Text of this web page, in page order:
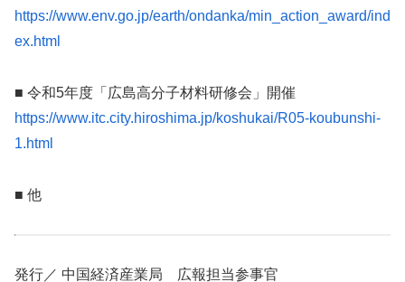
https://www.env.go.jp/earth/ondanka/min_action_award/ind
ex.html
■ 令和5年度「広島高分子材料研修会」開催
https://www.itc.city.hiroshima.jp/koshukai/R05-koubunshi-
1.html
■ 他
発行／ 中国経済産業局 広報担当参事官